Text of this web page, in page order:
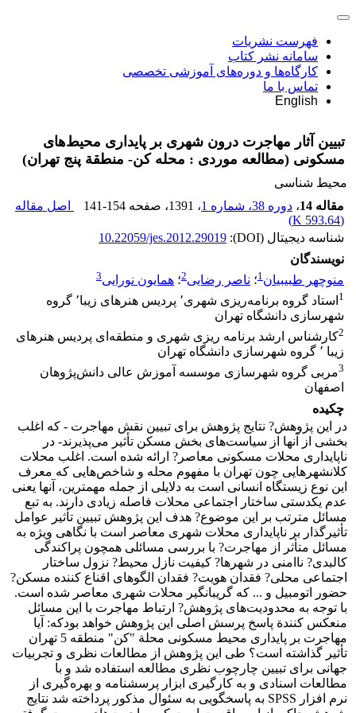
فهرست نشریات
سامانه نشر کتاب
کارگاه‌ها و دوره‌های آموزشی تخصصی
تماس با ما
English
تبیین آثار مهاجرت درون شهری بر پایداری محیط‌های
مسکونی (مطالعه موردی : محله کن- منطقة پنج تهران)
محیط شناسی
مقاله 14
، دوره 38، شماره 1 ، 1391 ، صفحه 141-154
اصل مقاله
(
593.64 K
)
شناسه دیجیتال (DOI):
10.22059/jes.2012.29019
نویسندگان
منوچهر طبیبیان1؛ ناصر رضایی2؛ همایون نورایی3
1
استاد گروه برنامه‌ریزی شهری٬ پردیس هنرهای زیبا٬ گروه
شهرسازی دانشگاه تهران
2کارشناس ارشد برنامه ریزی شهری و منطقه‌ای پردیس هنرهای
زیبا ٬ گروه شهرسازی دانشگاه تهران
3مربی گروه شهرسازی موسسه آموزش عالی دانش‌پژوهان
اصفهان
چکیده
در این پژوهش? نتایج پژوهش برای تبیین نقش مهاجرت - که اغلب
بخشی از آنها از سیاست‌های بخش مسکن تأثیر می‌پذیرند- در
ناپایداری محلات مسکونی معاصر? ارائه شده است. اغلب محلات
کلانشهرهایی چون تهران با مفهوم محله و شاخص‌هایی که معرف
این نوع زیستگاه انسانی است به دلایلی از جمله مهمترین، آنها یعنی
عدم یکدستی ساختار اجتماعی محلات فاصله زیادی دارند. به تبع
مسائل مترتب بر این موضوع? هدف این پژوهش تبیین تأثیر عوامل
تأثیرگذار بر ناپایداری محلات شهری معاصر است با نگاهی ویژه به
مسائل متأثر از مهاجرت? با بررسی مسائلی همچون پراکندگی
کالبدی? ناامنی در شهرها? کیفیت نازل محیط? نزول ساختار
اجتماعی محلی? فقدان هویت? فقدان الگوهای اقناع کننده مسکن?
حضور اتومبیل و ... که گریبانگیر محلات شهری معاصر شده است.
با توجه به محدودیت‌های پژوهش? ارتباط مهاجرت با این مسائل
منعکس کنندة پاسخ پرسش اصلی این پژوهش خواهد بودکه: آیا
مهاجرت بر پایداری محیط مسکونی محلة "کن" منطقه 5 تهران
تأثیر گذاشته است؟ طی این پژوهش از مطالعات نظری و تجربیات
جهانی برای تبیین چارچوب نظری مطالعه استفاده شد و با
مطالعات اسنادی و به کارگیری ابزار پرسشنامه و بهره‌گیری از
نرم افزار SPSS به پاسخگویی به سئوال مذکور پرداخته شد نتایج